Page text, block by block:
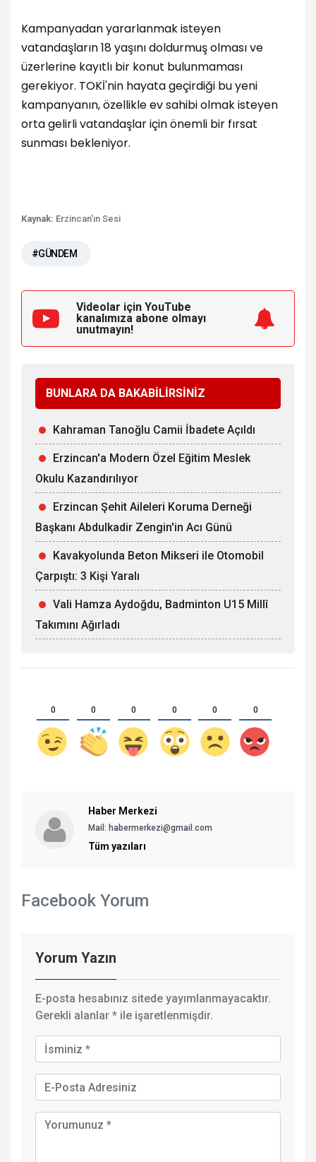
Kampanyadan yararlanmak isteyen
vatandaşların 18 yaşını doldurmuş olması ve
üzerlerine kayıtlı bir konut bulunmaması
gerekiyor. TOKİ'nin hayata geçirdiği bu yeni
kampanyanın, özellikle ev sahibi olmak isteyen
orta gelirli vatandaşlar için önemli bir fırsat
sunması bekleniyor.
Kaynak: Erzincan'ın Sesi
#GÜNDEM
Videolar için YouTube
kanalımıza abone olmayı
unutmayın!
BUNLARA DA BAKABİLİRSİNİZ
Kahraman Tanoğlu Camii İbadete Açıldı
Erzincan'a Modern Özel Eğitim Meslek
Okulu Kazandırılıyor
Erzincan Şehit Aileleri Koruma Derneği
Başkanı Abdulkadir Zengin'in Acı Günü
Kavakyolunda Beton Mikseri ile Otomobil
Çarpıştı: 3 Kişi Yaralı
Vali Hamza Aydoğdu, Badminton U15 Millî
Takımını Ağırladı
0 0 0 0 0 0
Haber Merkezi
Mail: habermerkezi@gmail.com
Tüm yazıları
Facebook Yorum
Yorum Yazın
E-posta hesabınız sitede yayımlanmayacaktır.
Gerekli alanlar * ile işaretlenmişdir.